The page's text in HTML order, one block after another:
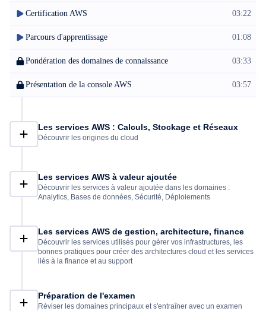
facturation, de gestion de compte et de tarification et apprendrez
Certification AWS 03:22
Parcours d'apprentissage 01:08
Pondération des domaines de connaissance 03:33
Présentation de la console AWS 03:57
Les services AWS : Calculs, Stockage et Réseaux
Découvrir les origines du cloud
Les services AWS à valeur ajoutée
Découvrir les services à valeur ajoutée dans les domaines :
Analytics, Bases de données, Sécurité, Déploiements
Les services AWS de gestion, architecture, finance
Découvrir les services utilisés pour gérer vos infrastructures, les
bonnes pratiques pour créer des architectures cloud et les services
liés à la finance et au support
Préparation de l'examen
Réviser les domaines principaux et s'entraîner avec un examen